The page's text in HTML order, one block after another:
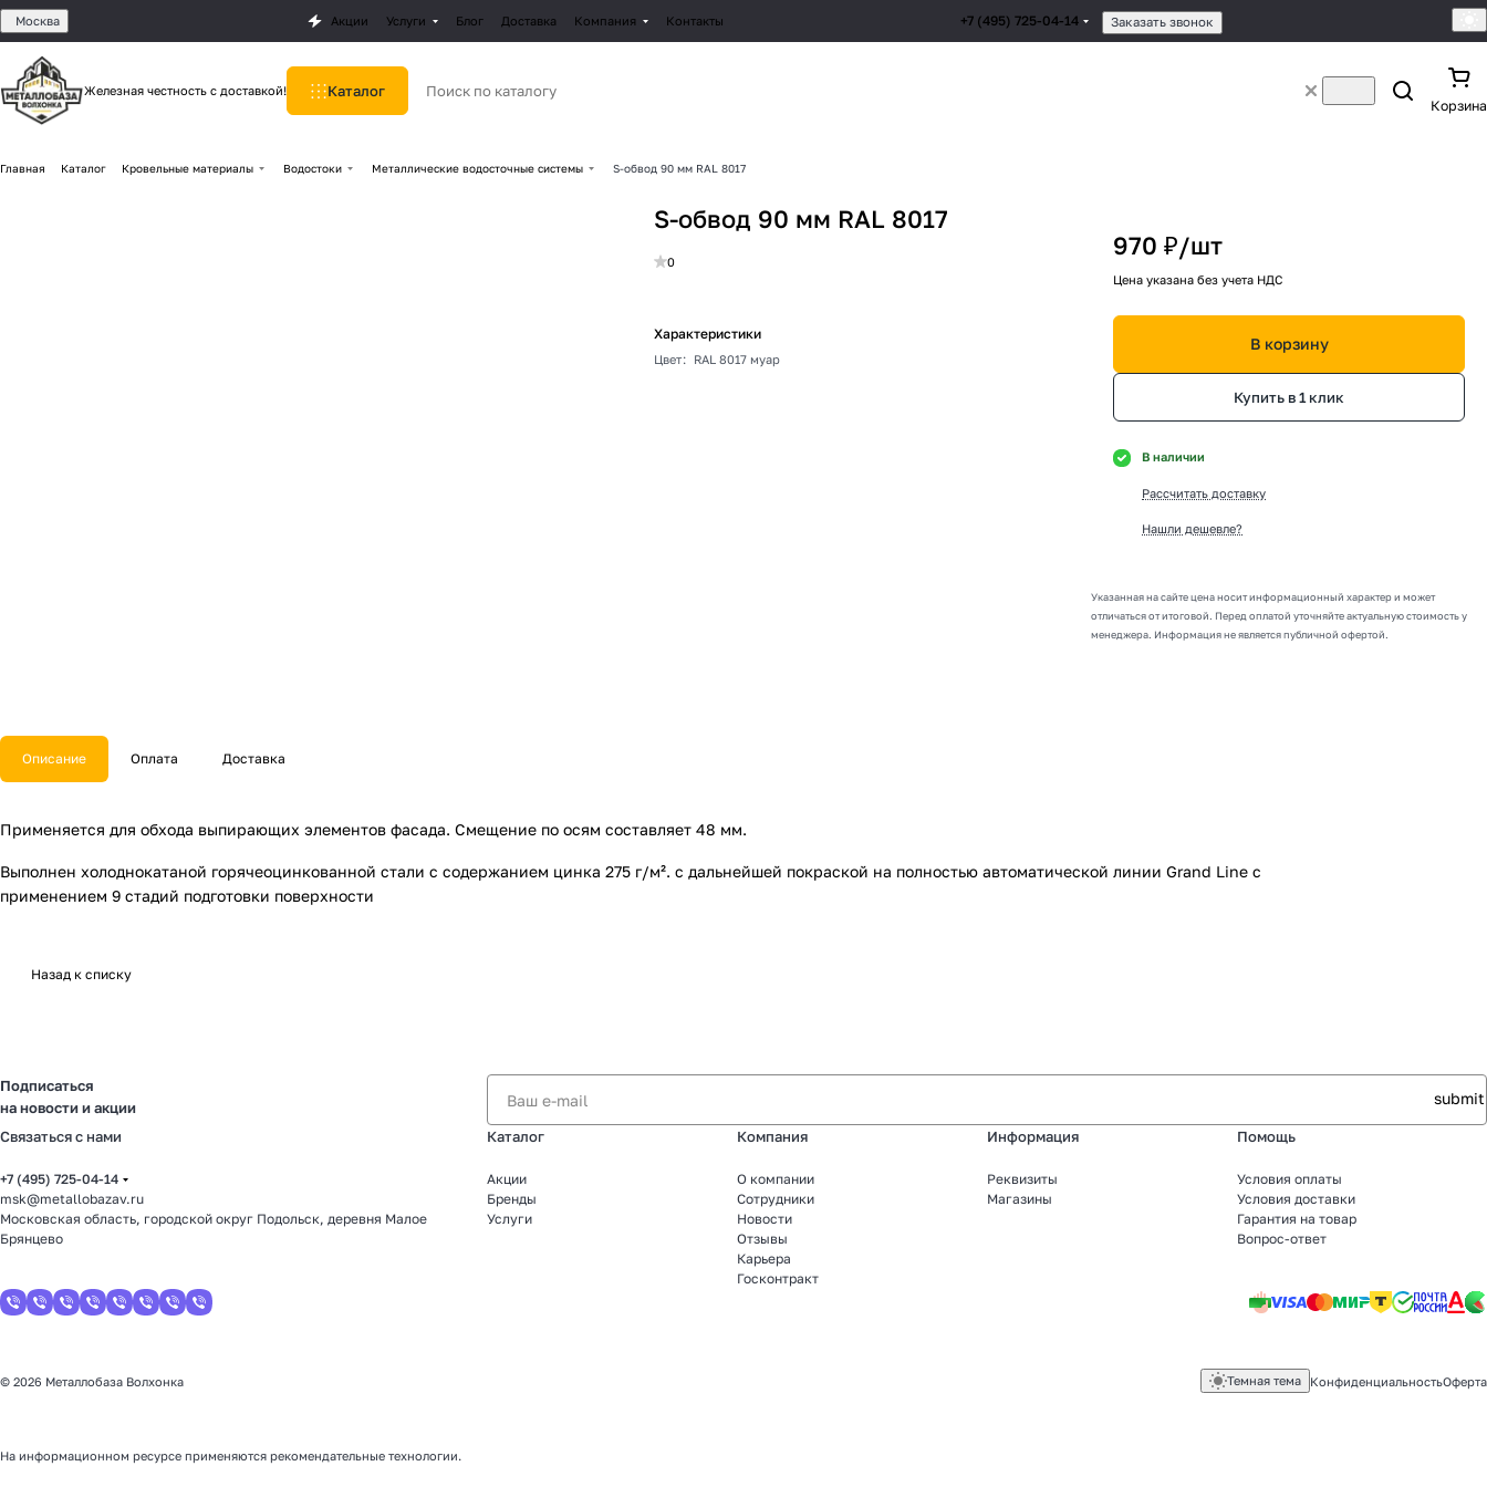
Москва Акции Услуги Блог Доставка Компания Контакты +7 (495) 725-04-14 Заказать звонок
Железная честность с доставкой! Каталог
Корзина
Главная Каталог Кровельные материалы Водостоки Металлические водосточные системы S-обвод 90 мм RAL 8017
S-обвод 90 мм RAL 8017
0
Характеристики
Цвет: RAL 8017 муар
970 ₽/шт
Цена указана без учета НДС
В корзину
Купить в 1 клик
В наличии
Рассчитать доставку
Нашли дешевле?
Указанная на сайте цена носит информационный характер и может
отличаться от итоговой. Перед оплатой уточняйте актуальную стоимость у
менеджера. Информация не является публичной офертой.
Описание Оплата Доставка
Применяется для обхода выпирающих элементов фасада. Смещение по осям составляет 48 мм.
Выполнен холоднокатаной горячеоцинкованной стали с содержанием цинка 275 г/м². с дальнейшей покраской на полностью автоматической линии Grand Line с
применением 9 стадий подготовки поверхности
Назад к списку
Подписаться
на новости и акции
Связаться с нами
+7 (495) 725-04-14
msk@metallobazav.ru
Московская область, городской округ Подольск, деревня Малое
Брянцево
Каталог
Акции
Бренды
Услуги
Компания
О компании
Сотрудники
Новости
Отзывы
Карьера
Госконтракт
Информация
Реквизиты
Магазины
Помощь
Условия оплаты
Условия доставки
Гарантия на товар
Вопрос-ответ
© 2026 Металлобаза Волхонка Темная тема КонфиденциальностьОферта
На информационном ресурсе применяются рекомендательные технологии.